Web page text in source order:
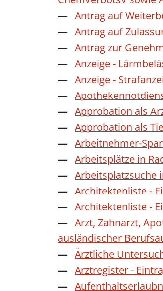
Antrag auf
Antrag auf
Antrag zur
Anzeige -
Anzeige -
Approbation als
Approbation als
Arbeitnehmer-
Arbeitsplätze in
Arbeitsplatzsuche
Architektenliste -
Architektenliste -
Arzt, Zahnarzt,
ausländischer
Ärztliche
Arztregister -